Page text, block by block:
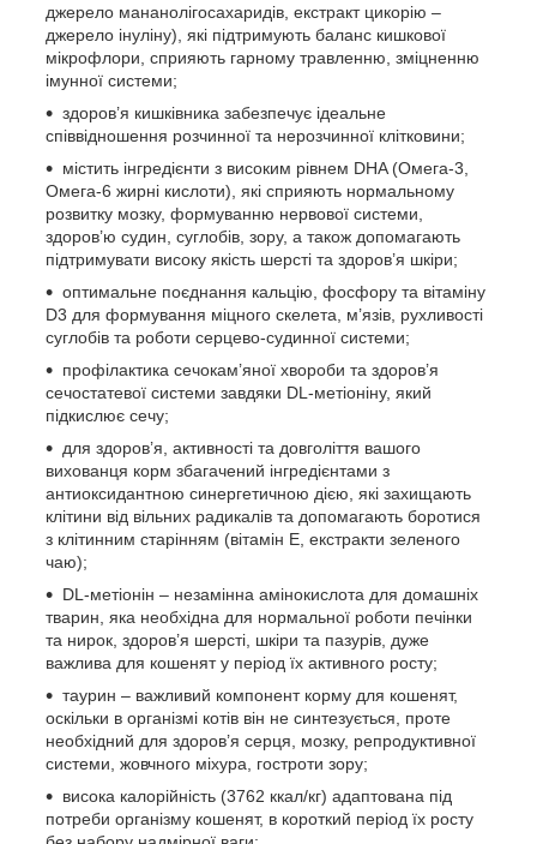
джерело мананолігосахаридів, екстракт цикорію –
джерело інуліну), які підтримують баланс кишкової
мікрофлори, сприяють гарному травленню, зміцненню
імунної системи;
здоров’я кишківника забезпечує ідеальне
співвідношення розчинної та нерозчинної клітковини;
містить інгредієнти з високим рівнем DHA (Омега-3,
Омега-6 жирні кислоти), які сприяють нормальному
розвитку мозку, формуванню нервової системи,
здоров’ю судин, суглобів, зору, а також допомагають
підтримувати високу якість шерсті та здоров’я шкіри;
оптимальне поєднання кальцію, фосфору та вітаміну
D3 для формування міцного скелета, м’язів, рухливості
суглобів та роботи серцево-судинної системи;
профілактика сечокам’яної хвороби та здоров’я
сечостатевої системи завдяки DL-метіоніну, який
підкислює сечу;
для здоров’я, активності та довголіття вашого
вихованця корм збагачений інгредієнтами з
антиоксидантною синергетичною дією, які захищають
клітини від вільних радикалів та допомагають боротися
з клітинним старінням (вітамін Е, екстракти зеленого
чаю);
DL-метіонін – незамінна амінокислота для домашніх
тварин, яка необхідна для нормальної роботи печінки
та нирок, здоров’я шерсті, шкіри та пазурів, дуже
важлива для кошенят у період їх активного росту;
таурин – важливий компонент корму для кошенят,
оскільки в організмі котів він не синтезується, проте
необхідний для здоров’я серця, мозку, репродуктивної
системи, жовчного міхура, гостроти зору;
висока калорійність (3762 ккал/кг) адаптована під
потреби організму кошенят, в короткий період їх росту